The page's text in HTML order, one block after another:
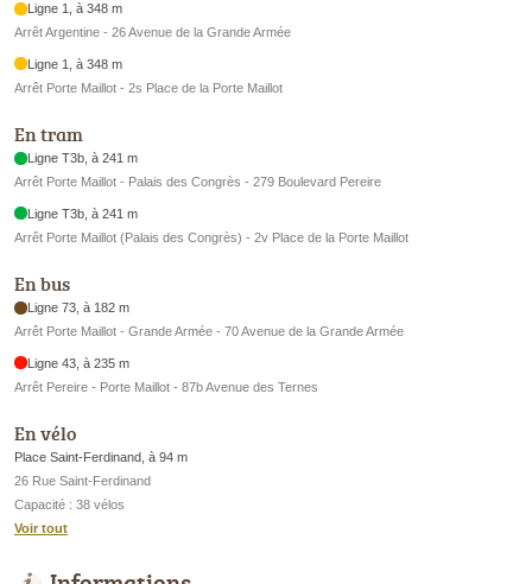
Ligne 1, à 348 m
Arrêt Argentine - 26 Avenue de la Grande Armée
Ligne 1, à 348 m
Arrêt Porte Maillot - 2s Place de la Porte Maillot
En tram
Ligne T3b, à 241 m
Arrêt Porte Maillot - Palais des Congrès - 279 Boulevard Pereire
Ligne T3b, à 241 m
Arrêt Porte Maillot (Palais des Congrès) - 2v Place de la Porte Maillot
En bus
Ligne 73, à 182 m
Arrêt Porte Maillot - Grande Armée - 70 Avenue de la Grande Armée
Ligne 43, à 235 m
Arrêt Pereire - Porte Maillot - 87b Avenue des Ternes
En vélo
Place Saint-Ferdinand, à 94 m
26 Rue Saint-Ferdinand
Capacité : 38 vélos
Voir tout